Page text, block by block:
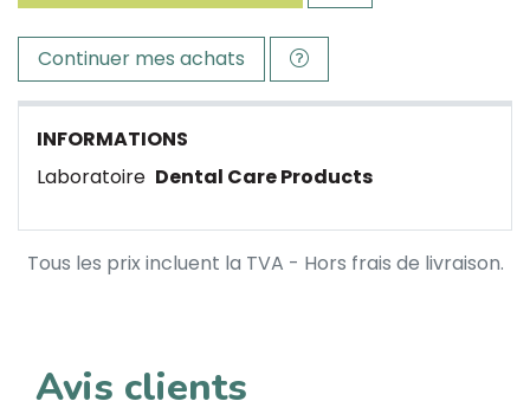
Continuer mes achats
INFORMATIONS
Laboratoire Dental Care Products
Tous les prix incluent la TVA - Hors frais de livraison.
Avis clients